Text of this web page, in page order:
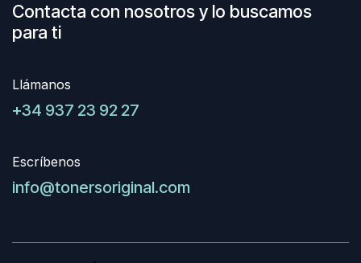
Contacta con nosotros y lo buscamos
para ti
Llámanos
+34 937 23 92 27
Escríbenos
info@tonersoriginal.com